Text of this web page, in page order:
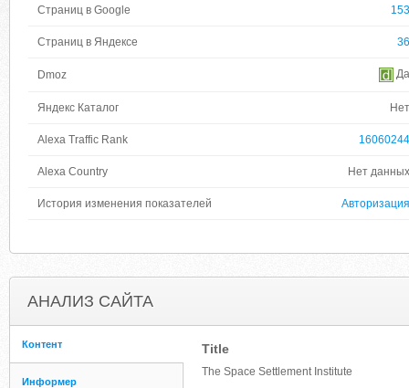
Страниц в Google 153
Страниц в Яндексе 36
Dmoz Да
Яндекс Каталог Нет
Alexa Traffic Rank 16060244
Alexa Country Нет данных
История изменения показателей Авторизация
АНАЛИЗ САЙТА
Контент
Информер
Title
The Space Settlement Institute